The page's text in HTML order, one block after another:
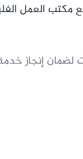
مكتب العمل
إنجاز